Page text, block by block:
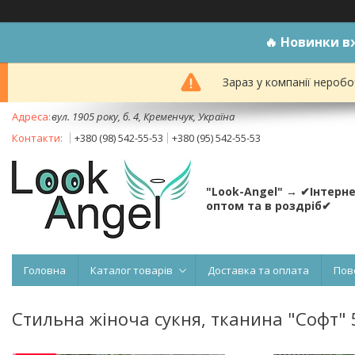
🔥 Новинки
Зараз у компанії
вул. 1905 року, б. 4, Кременчук, Україна
+380 (98) 542-55-53
+380 (95) 542-55-53
"Look-Angel" →
оптом та в роздріб✔
Головна Каталог товарів Доставка та оплата
Стильна жіноча сукня, тканина "Софт"